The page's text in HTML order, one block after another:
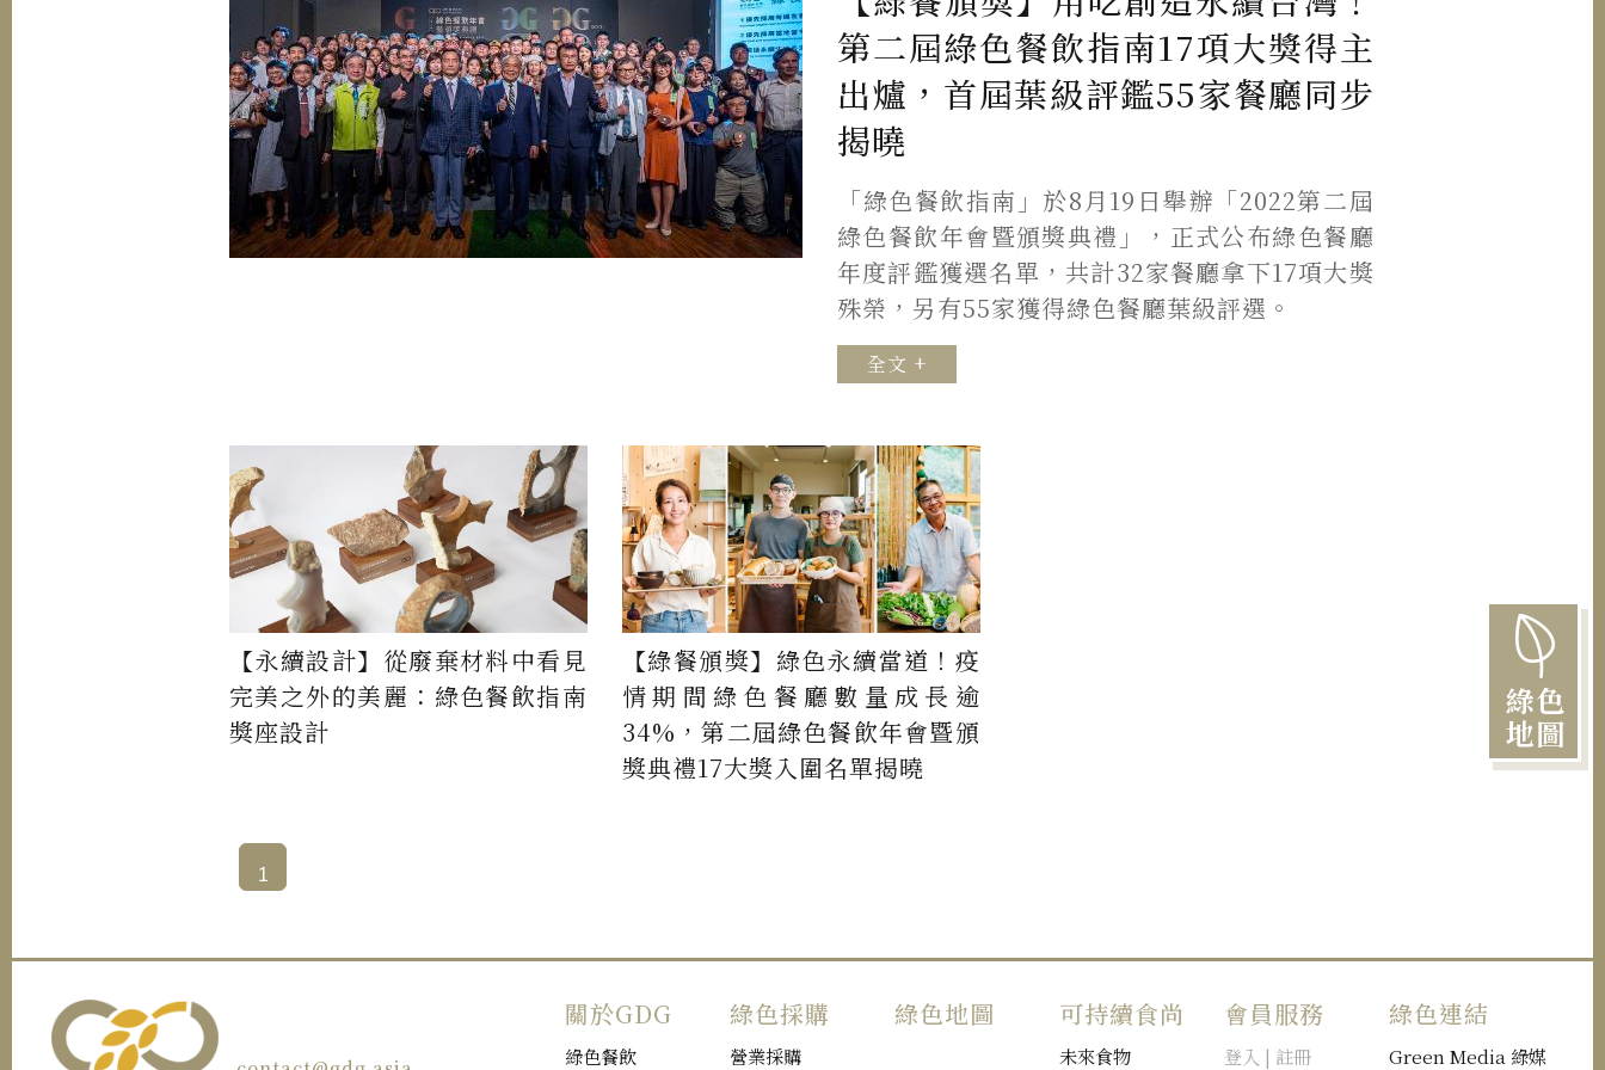
綠色
地圖
第二屆綠色餐飲指南17項大獎得主
出爐，首屆葉級評鑑55家餐廳同步
揭曉
「綠色餐飲指南」於8月19日舉辦「2022第二屆
綠色餐飲年會暨頒獎典禮」，正式公布綠色餐廳
年度評鑑獲選名單，共計32家餐廳拿下17項大獎
殊榮，另有55家獲得綠色餐廳葉級評選。
全文 +
【永續設計】從廢棄材料中看見
完美之外的美麗：綠色餐飲指南
獎座設計
【綠餐頒獎】綠色永續當道！疫
情期間綠色餐廳數量成長逾
34%，第二屆綠色餐飲年會暨頒
獎典禮17大獎入圍名單揭曉
1
關於GDG
綠色餐飲
綠色採購
營業採購
綠色地圖 可持續食尚
未來食物
會員服務
登入 | 註冊
綠色連結
Green Media 綠媒